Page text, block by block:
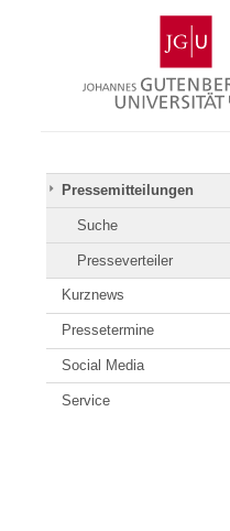
Gutenberg-
Universität
Mainz
Pressemitteilungen
Suche
Presseverteiler
Kurznews
Pressetermine
Social Media
Service